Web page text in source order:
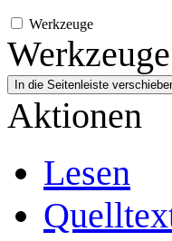
Werkzeuge
Werkzeuge
In die Seitenleiste
Aktionen
Lesen